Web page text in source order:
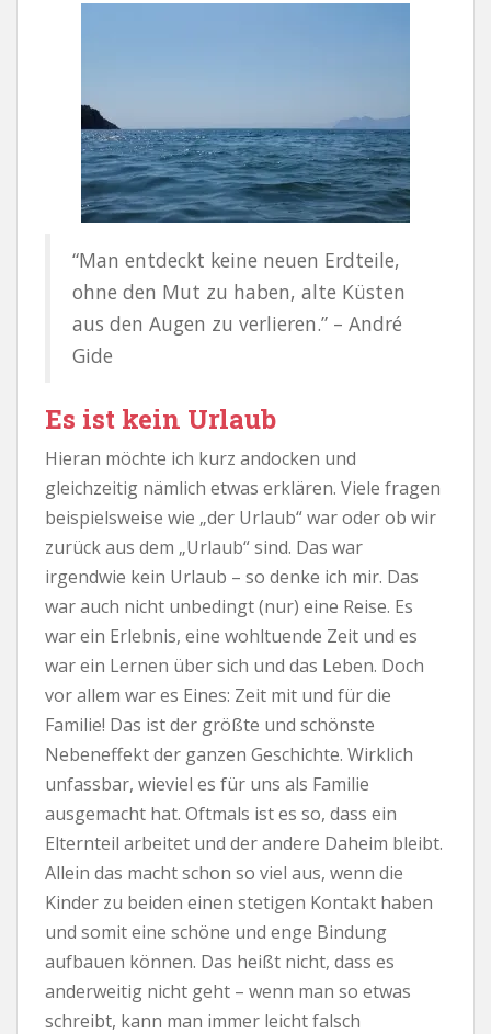
“Man entdeckt keine neuen Erdteile,
ohne den Mut zu haben, alte Küsten
aus den Augen zu verlieren.” – André
Gide
Es ist kein Urlaub
Hieran möchte ich kurz andocken und
gleichzeitig nämlich etwas erklären. Viele fragen
beispielsweise wie „der Urlaub“ war oder ob wir
zurück aus dem „Urlaub“ sind. Das war
irgendwie kein Urlaub – so denke ich mir. Das
war auch nicht unbedingt (nur) eine Reise. Es
war ein Erlebnis, eine wohltuende Zeit und es
war ein Lernen über sich und das Leben. Doch
vor allem war es Eines: Zeit mit und für die
Familie! Das ist der größte und schönste
Nebeneffekt der ganzen Geschichte. Wirklich
unfassbar, wieviel es für uns als Familie
ausgemacht hat. Oftmals ist es so, dass ein
Elternteil arbeitet und der andere Daheim bleibt.
Allein das macht schon so viel aus, wenn die
Kinder zu beiden einen stetigen Kontakt haben
und somit eine schöne und enge Bindung
aufbauen können. Das heißt nicht, dass es
anderweitig nicht geht – wenn man so etwas
schreibt, kann man immer leicht falsch